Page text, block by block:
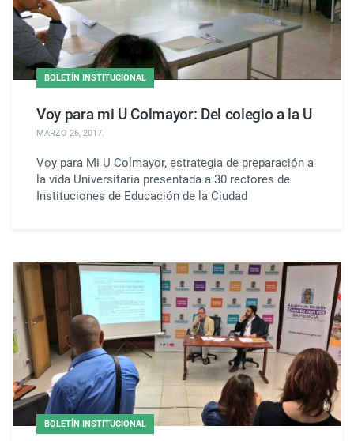
BOLETÍN INSTITUCIONAL
Voy para mi U Colmayor: Del colegio a la U
MARZO 26, 2017.
Voy para Mi U Colmayor, estrategia de preparación a
la vida Universitaria presentada a 30 rectores de
Instituciones de Educación de la Ciudad
BOLETÍN INSTITUCIONAL